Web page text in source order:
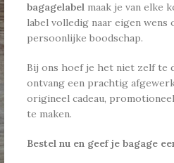
bagagelabel maak je van elke
label volledig naar eigen wens
persoonlijke boodschap.
Bij ons hoef je het niet zelf te
ontvang een prachtig
origineel cadeau,
te maken.
Bestel nu en geef je bagage